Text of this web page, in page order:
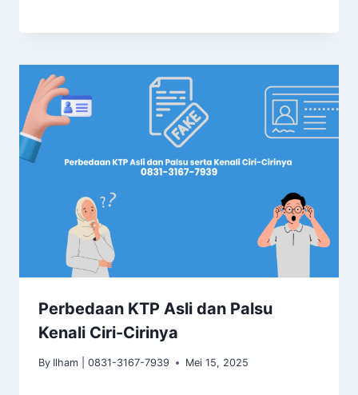
Perbedaan KTP Asli dan Palsu
Kenali Ciri-Cirinya
By Ilham | 0831-3167-7939 Mei 15, 2025